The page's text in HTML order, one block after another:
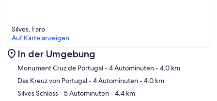
Karte
Silves, Faro
Auf Karte anzeigen
In der Umgebung
Monument Cruz de Portugal- 4 Autominuten- 4.0 km
Das Kreuz von Portugal- 4 Autominuten- 4.0 km
Silves Schloss- 5 Autominuten- 4.4 km